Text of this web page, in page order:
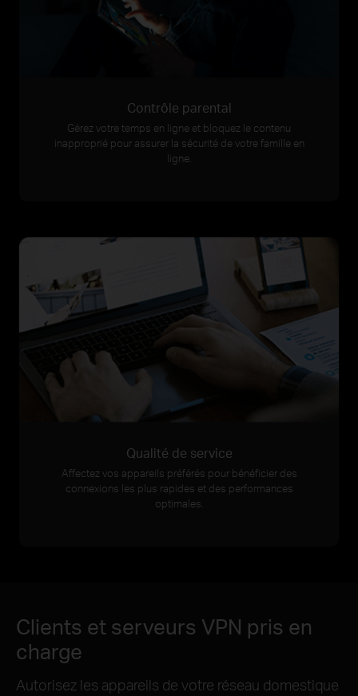
Contrôle parental
Gérez votre temps en ligne et bloquez le contenu
inapproprié pour assurer la sécurité de votre famille en
ligne.
Qualité de service
Affectez vos appareils préférés pour bénéficier des
connexions les plus rapides et des performances
optimales.
Clients et serveurs VPN pris en
charge
Autorisez les appareils de votre réseau domestique